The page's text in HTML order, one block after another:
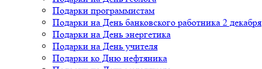
Подарки программистам
Подарки на День банковского работника 2 декабря
Подарки на День энергетика
Подарки на День учителя
Подарки ко Дню нефтяника